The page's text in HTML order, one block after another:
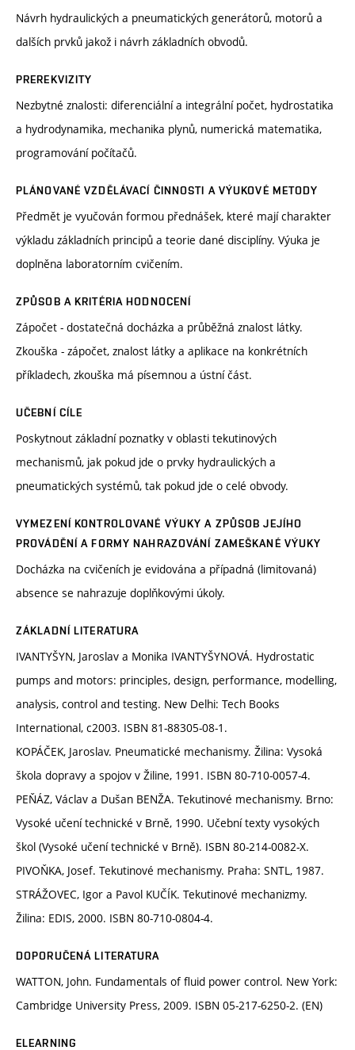
Návrh hydraulických a pneumatických generátorů, motorů a
dalších prvků jakož i návrh základních obvodů.
PREREKVIZITY
Nezbytné znalosti: diferenciální a integrální počet, hydrostatika
a hydrodynamika, mechanika plynů, numerická matematika,
programování počítačů.
PLÁNOVANÉ VZDĚLÁVACÍ ČINNOSTI A VÝUKOVÉ METODY
Předmět je vyučován formou přednášek, které mají charakter
výkladu základních principů a teorie dané disciplíny. Výuka je
doplněna laboratorním cvičením.
ZPŮSOB A KRITÉRIA HODNOCENÍ
Zápočet - dostatečná docházka a průběžná znalost látky.
Zkouška - zápočet, znalost látky a aplikace na konkrétních
příkladech, zkouška má písemnou a ústní část.
UČEBNÍ CÍLE
Poskytnout základní poznatky v oblasti tekutinových
mechanismů, jak pokud jde o prvky hydraulických a
pneumatických systémů, tak pokud jde o celé obvody.
VYMEZENÍ KONTROLOVANÉ VÝUKY A ZPŮSOB JEJÍHO
PROVÁDĚNÍ A FORMY NAHRAZOVÁNÍ ZAMEŠKANÉ VÝUKY
Docházka na cvičeních je evidována a případná (limitovaná)
absence se nahrazuje doplňkovými úkoly.
ZÁKLADNÍ LITERATURA
IVANTYŠYN, Jaroslav a Monika IVANTYŠYNOVÁ. Hydrostatic
pumps and motors: principles, design, performance, modelling,
analysis, control and testing. New Delhi: Tech Books
International, c2003. ISBN 81-88305-08-1.
KOPÁČEK, Jaroslav. Pneumatické mechanismy. Žilina: Vysoká
škola dopravy a spojov v Žiline, 1991. ISBN 80-710-0057-4.
PEŇÁZ, Václav a Dušan BENŽA. Tekutinové mechanismy. Brno:
Vysoké učení technické v Brně, 1990. Učební texty vysokých
škol (Vysoké učení technické v Brně). ISBN 80-214-0082-X.
PIVOŇKA, Josef. Tekutinové mechanismy. Praha: SNTL, 1987.
STRÁŽOVEC, Igor a Pavol KUČÍK. Tekutinové mechanizmy.
Žilina: EDIS, 2000. ISBN 80-710-0804-4.
DOPORUČENÁ LITERATURA
WATTON, John. Fundamentals of fluid power control. New York:
Cambridge University Press, 2009. ISBN 05-217-6250-2. (EN)
ELEARNING